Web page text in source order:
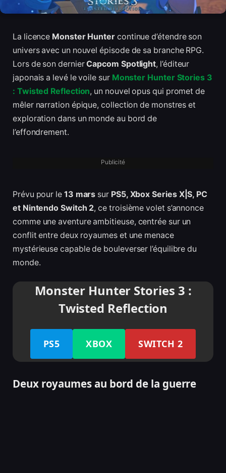
La licence Monster Hunter continue d’étendre son
univers avec un nouvel épisode de sa branche RPG.
Lors de son dernierCapcom Spotlight, l’éditeur
japonais a levé le voile sur Monster Hunter Stories 3
: Twisted Reflection, un nouvel opus qui promet de
mêler narration épique, collection de monstres et
exploration dans un monde au bord de
l’effondrement.
Publicité
Prévu pour le 13 mars sur PS5, Xbox Series X|S, PC
et Nintendo Switch 2, ce troisième volet s’annonce
comme une aventure ambitieuse, centrée sur un
conflit entre deux royaumes et une menace
mystérieuse capable de bouleverser l’équilibre du
monde.
Monster Hunter Stories 3 :
Twisted Reflection
PS5 XBOX SWITCH 2
Deux royaumes au bord de la guerre